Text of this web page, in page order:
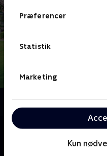
Præferencer
Statistik
Marketing
Kun